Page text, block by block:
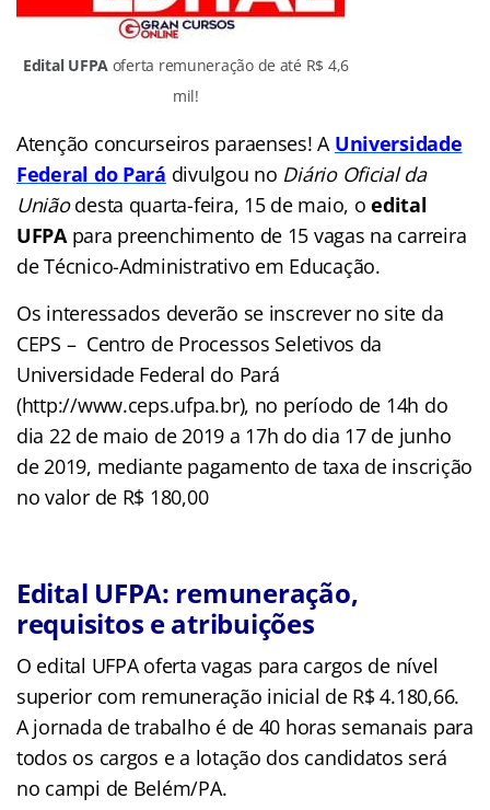
Edital UFPAoferta remuneração de até R$ 4,6
mil!
Atenção concurseiros paraenses! A Universidade
Federal do Pará divulgou no Diário Oficial da
Uniãodesta quarta-feira, 15 de maio, oedital
UFPApara preenchimento de 15 vagas na carreira
de Técnico-Administrativo em Educação.
Os interessados deverão se inscrever no site da
CEPS – Centro de Processos Seletivos da
Universidade Federal do Pará
(http://www.ceps.ufpa.br), no período de 14h do
dia 22 de maio de 2019 a 17h do dia 17 de junho
de 2019, mediante pagamento de taxa de inscrição
no valor de R$ 180,00
Edital UFPA: remuneração,
requisitos e atribuições
O edital UFPA oferta vagas para cargos de nível
superior com remuneração inicial de R$ 4.180,66.
A jornada de trabalho é de 40 horas semanais para
todos os cargos e a lotação dos candidatos será
no campi de Belém/PA.